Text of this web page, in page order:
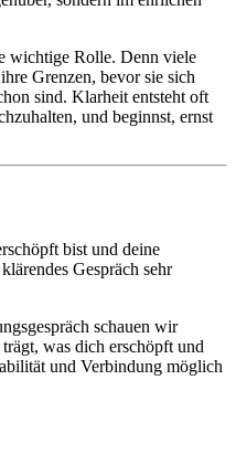
wichtige Rolle. Denn viele
Grenzen, bevor sie sich
sind. Klarheit entsteht oft
und beginnst, ernst
bist und deine
Gespräch sehr
schauen wir
was dich erschöpft und
und Verbindung möglich